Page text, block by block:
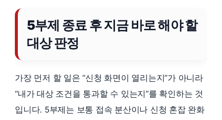
5부제 종료 후 지금 바로 해야 할
대상 판정
가장 먼저 할 일은 “신청 화면이 열리는지”가 아니라
“내가 대상 조건을 통과할 수 있는지”를 확인하는 것
입니다. 5부제는 보통 접속 분산이나 신청 혼잡 완화